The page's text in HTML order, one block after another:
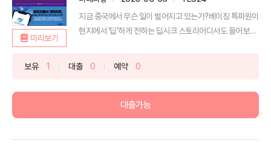
미리보기
지금 중국에서 무슨 일이 벌어지고 있는가?베이징 특파원이
현지에서 ‘딥’하게 전하는 딥시크 스토리어디서도 들어보지
보유 1 대출 0 예약 0
대출가능